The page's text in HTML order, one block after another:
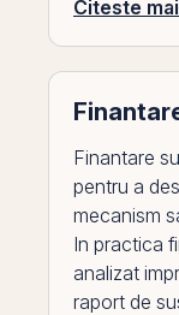
Citeste
Finantare
pentru a
mecanism
In practica
analizat
raport de